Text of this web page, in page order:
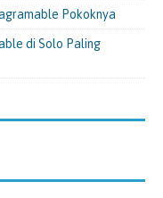
Pokoknya
di Solo Paling